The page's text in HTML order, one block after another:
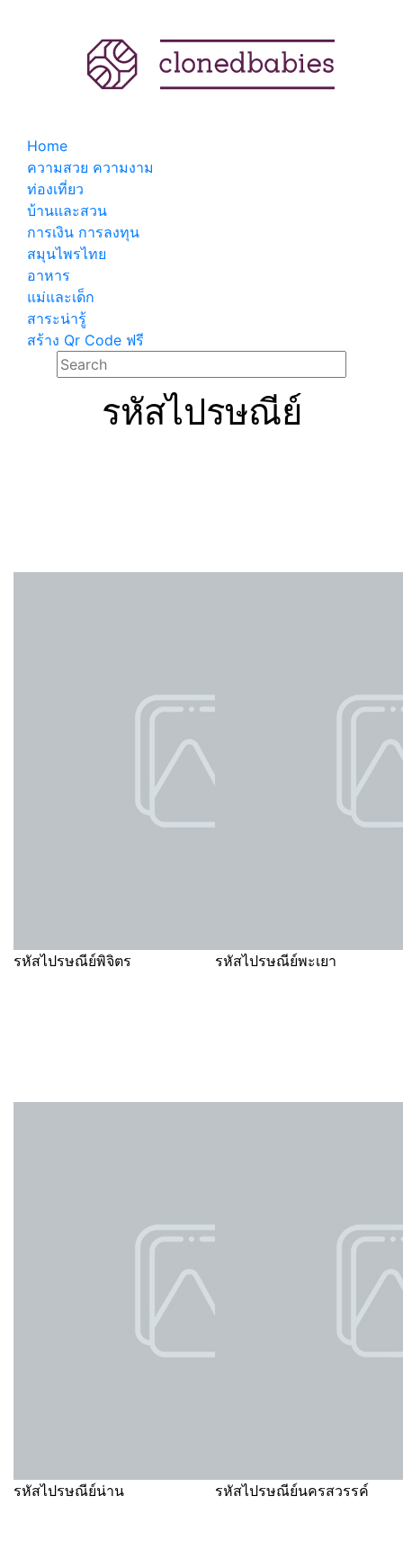
Home
ความสวย ความงาม
ท่องเที่ยว
บ้านและสวน
การเงิน การลงทุน
สมุนไพรไทย
อาหาร
แม่และเด็ก
สาระน่ารู้
สร้าง Qr Code ฟรี
รหัสไปรษณีย์
รหัสไปรษณีย์พิจิตร รหัสไปรษณีย์พะเยา
รหัสไปรษณีย์น่าน รหัสไปรษณีย์นครสวรรค์